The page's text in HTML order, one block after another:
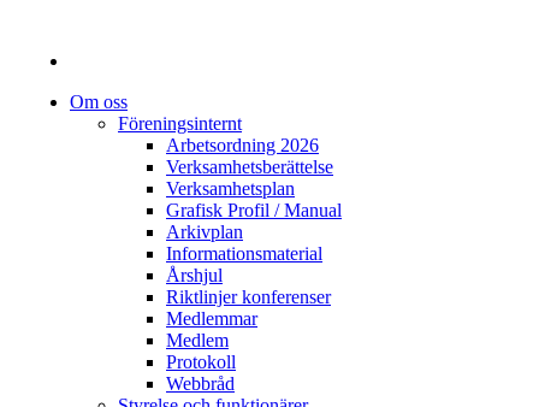
Om oss
Föreningsinternt
Arbetsordning 2026
Verksamhetsberättelse
Verksamhetsplan
Grafisk Profil / Manual
Arkivplan
Informationsmaterial
Årshjul
Riktlinjer konferenser
Medlemmar
Medlem
Protokoll
Webbråd